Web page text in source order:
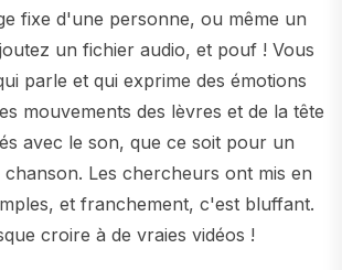
fixe d'une personne, ou même un
un fichier audio, et pouf ! Vous
parle et qui exprime des émotions
mouvements des lèvres et de la tête
avec le son, que ce soit pour un
Les chercheurs ont mis en
et franchement, c'est bluffant.
croire à de vraies vidéos !